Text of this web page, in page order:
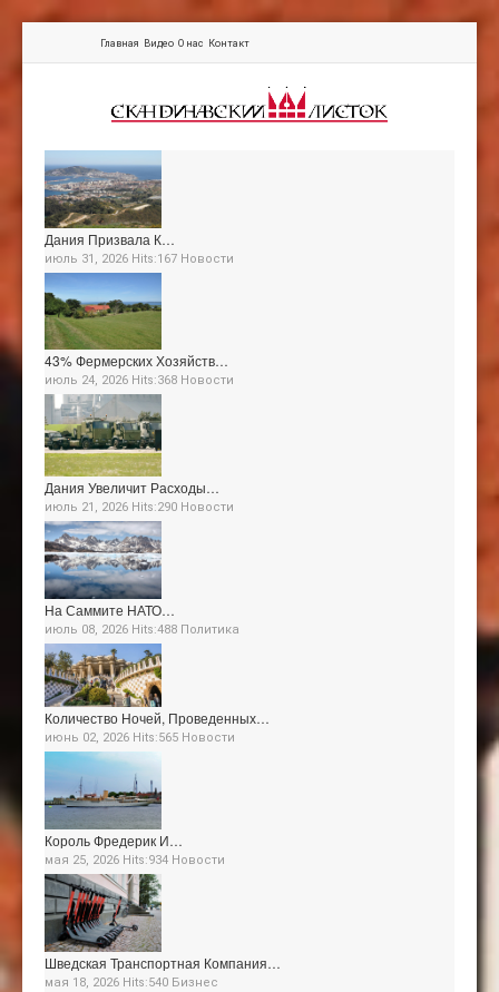
Главная Видео О нас Контакт
Дания Призвала К…
июль 31, 2026 Hits:167 Новости
43% Фермерских Хозяйств…
июль 24, 2026 Hits:368 Новости
Дания Увеличит Расходы…
июль 21, 2026 Hits:290 Новости
На Саммите НАТО…
июль 08, 2026 Hits:488 Политика
Количество Ночей, Проведенных…
июнь 02, 2026 Hits:565 Новости
Король Фредерик И…
мая 25, 2026 Hits:934 Новости
Шведская Транспортная Компания…
мая 18, 2026 Hits:540 Бизнес